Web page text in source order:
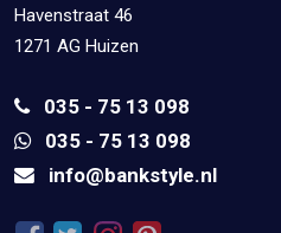
Havenstraat 46
1271 AG Huizen
035 - 75 13 098
035 - 75 13 098
info@bankstyle.nl